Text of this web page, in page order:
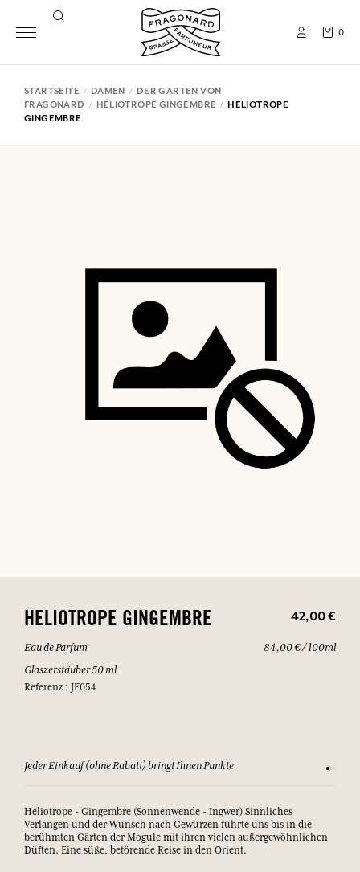
0
STARTSEITE DAMEN
DER GARTEN VON
FRAGONARD
HÉLIOTROPE GINGEMBRE
HELIOTROPE
GINGEMBRE
HELIOTROPE GINGEMBRE 42,00 €
Eau de Parfum
Glaszerstäuber 50 ml
Referenz : JF054
84,00 € / 100ml
Sehen Sie sich unsere AGBs an
Héliotrope - Gingembre (Sonnenwende - Ingwer) Sinnliches
Verlangen und der Wunsch nach Gewürzen führte uns bis in die
berühmten Gärten der Mogule mit ihren vielen außergewöhnlichen
Düften. Eine süße, betörende Reise in den Orient.